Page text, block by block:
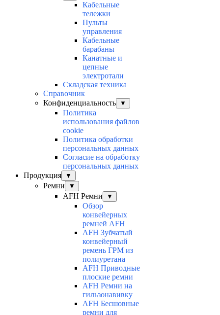
Кабельные
тележки
Пульты
управления
Кабельные
барабаны
Канатные и
цепные
электротали
Складская техника
Справочник
Конфиденциальность
▼
Политика
использования файлов
cookie
Политика обработки
персональных данных
Согласие на обработку
персональных данных
Продукция
▼
Ремни ▼
AFH Ремни ▼
Обзор
конвейерных
ремней AFH
AFH Зубчатый
конвейерный
ремень ГРМ из
полиуретана
AFH Приводные
плоские ремни
AFH Ремни на
гильзонавивку
AFH Бесшовные
ремни для